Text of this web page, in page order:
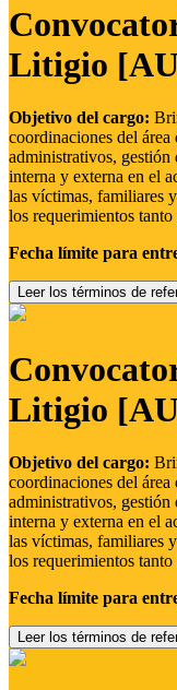
Litigio
Objetivo del cargo:
coordinaciones del
administrativos,
interna y externa en el
las víctimas, familiares
los requerimientos
Fecha límite para
Leer los términos de
Litigio
Objetivo del cargo:
coordinaciones del
administrativos,
interna y externa en el
las víctimas, familiares
los requerimientos
Fecha límite para
Leer los términos de